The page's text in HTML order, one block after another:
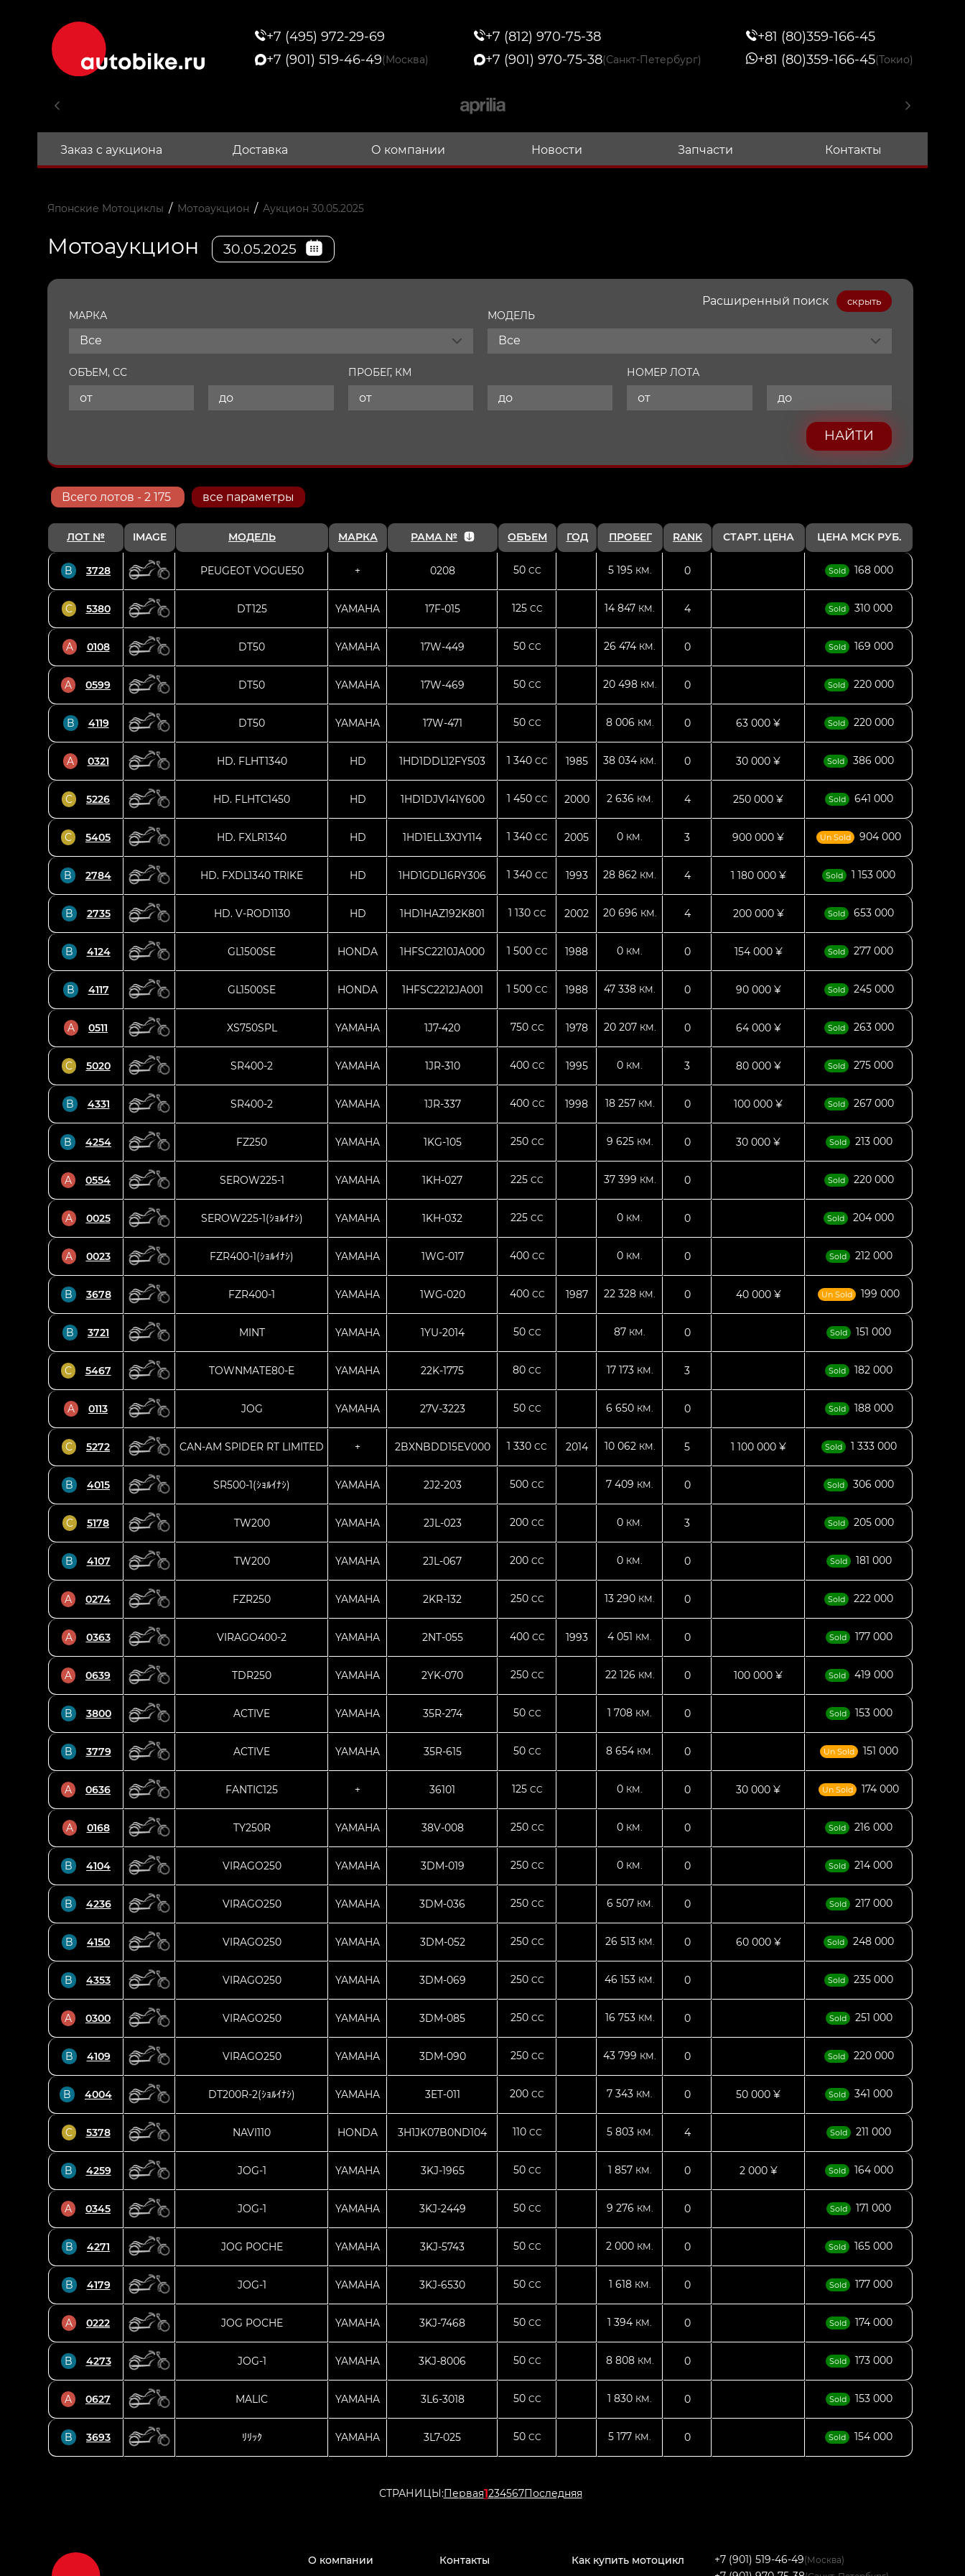
+7 (495) 972-29-69
+7 (901) 519-46-49(Москва)
+7 (812) 970-75-38
+7 (901) 970-75-38(Санкт-Петербург)
+81 (80)359-166-45
+81 (80)359-166-45(Токио)
Заказ с аукциона Доставка О компании Новости Запчасти Контакты
Японские Мотоциклы / Мотоаукцион / Аукцион 30.05.2025
Мотоаукцион 30.05.2025
Расширенный поиск скрыть
МАРКА
Все
МОДЕЛЬ
Все
ОБЪЕМ, СС ПРОБЕГ, КМ НОМЕР ЛОТА
НАЙТИ
Всего лотов - 2 175 все параметры
ЛОТ № IMAGE МОДЕЛЬ МАРКА РАМА № ОБЪЕМ ГОД ПРОБЕГ RANK СТАРТ. ЦЕНА ЦЕНА МСК РУБ.
B 3728 PEUGEOT VOGUE50 + 0208 50 CC 5 195 КМ. 0 Sold 168 000
C 5380 DT125 YAMAHA 17F-015 125 CC 14 847 КМ. 4 Sold 310 000
A 0108 DT50 YAMAHA 17W-449 50 CC 26 474 КМ. 0 Sold 169 000
A 0599 DT50 YAMAHA 17W-469 50 CC 20 498 КМ. 0 Sold 220 000
B 4119 DT50 YAMAHA 17W-471 50 CC 8 006 КМ. 0 63 000 ¥ Sold 220 000
A 0321 HD. FLHT1340 HD 1HD1DDL12FY503 1 340 CC 1985 38 034 КМ. 0 30 000 ¥ Sold 386 000
C 5226 HD. FLHTC1450 HD 1HD1DJV141Y600 1 450 CC 2000 2 636 КМ. 4 250 000 ¥ Sold 641 000
C 5405 HD. FXLR1340 HD 1HD1ELL3XJY114 1 340 CC 2005 0 КМ. 3 900 000 ¥ Un Sold 904 000
B 2784 HD. FXDL1340 TRIKE HD 1HD1GDL16RY306 1 340 CC 1993 28 862 КМ. 4 1 180 000 ¥ Sold 1 153 000
B 2735 HD. V-ROD1130 HD 1HD1HAZ192K801 1 130 CC 2002 20 696 КМ. 4 200 000 ¥ Sold 653 000
B 4124 GL1500SE HONDA 1HFSC2210JA000 1 500 CC 1988 0 КМ. 0 154 000 ¥ Sold 277 000
B 4117 GL1500SE HONDA 1HFSC2212JA001 1 500 CC 1988 47 338 КМ. 0 90 000 ¥ Sold 245 000
A 0511 XS750SPL YAMAHA 1J7-420 750 CC 1978 20 207 КМ. 0 64 000 ¥ Sold 263 000
C 5020 SR400-2 YAMAHA 1JR-310 400 CC 1995 0 КМ. 3 80 000 ¥ Sold 275 000
B 4331 SR400-2 YAMAHA 1JR-337 400 CC 1998 18 257 КМ. 0 100 000 ¥ Sold 267 000
B 4254 FZ250 YAMAHA 1KG-105 250 CC 9 625 КМ. 0 30 000 ¥ Sold 213 000
A 0554 SEROW225-1 YAMAHA 1KH-027 225 CC 37 399 КМ. 0 Sold 220 000
A 0025 SEROW225-1(ｼｮﾙｲﾅｼ) YAMAHA 1KH-032 225 CC 0 КМ. 0 Sold 204 000
A 0023 FZR400-1(ｼｮﾙｲﾅｼ) YAMAHA 1WG-017 400 CC 0 КМ. 0 Sold 212 000
B 3678 FZR400-1 YAMAHA 1WG-020 400 CC 1987 22 328 КМ. 0 40 000 ¥ Un Sold 199 000
B 3721 MINT YAMAHA 1YU-2014 50 CC 87 КМ. 0 Sold 151 000
C 5467 TOWNMATE80-E YAMAHA 22K-1775 80 CC 17 173 КМ. 3 Sold 182 000
A 0113 JOG YAMAHA 27V-3223 50 CC 6 650 КМ. 0 Sold 188 000
C 5272 CAN-AM SPIDER RT LIMITED + 2BXNBDD15EV000 1 330 CC 2014 10 062 КМ. 5 1 100 000 ¥ Sold 1 333 000
B 4015 SR500-1(ｼｮﾙｲﾅｼ) YAMAHA 2J2-203 500 CC 7 409 КМ. 0 Sold 306 000
C 5178 TW200 YAMAHA 2JL-023 200 CC 0 КМ. 3 Sold 205 000
B 4107 TW200 YAMAHA 2JL-067 200 CC 0 КМ. 0 Sold 181 000
A 0274 FZR250 YAMAHA 2KR-132 250 CC 13 290 КМ. 0 Sold 222 000
A 0363 VIRAGO400-2 YAMAHA 2NT-055 400 CC 1993 4 051 КМ. 0 Sold 177 000
A 0639 TDR250 YAMAHA 2YK-070 250 CC 22 126 КМ. 0 100 000 ¥ Sold 419 000
B 3800 ACTIVE YAMAHA 35R-274 50 CC 1 708 КМ. 0 Sold 153 000
B 3779 ACTIVE YAMAHA 35R-615 50 CC 8 654 КМ. 0 Un Sold 151 000
A 0636 FANTIC125 + 36101 125 CC 0 КМ. 0 30 000 ¥ Un Sold 174 000
A 0168 TY250R YAMAHA 38V-008 250 CC 0 КМ. 0 Sold 216 000
B 4104 VIRAGO250 YAMAHA 3DM-019 250 CC 0 КМ. 0 Sold 214 000
B 4236 VIRAGO250 YAMAHA 3DM-036 250 CC 6 507 КМ. 0 Sold 217 000
B 4150 VIRAGO250 YAMAHA 3DM-052 250 CC 26 513 КМ. 0 60 000 ¥ Sold 248 000
B 4353 VIRAGO250 YAMAHA 3DM-069 250 CC 46 153 КМ. 0 Sold 235 000
A 0300 VIRAGO250 YAMAHA 3DM-085 250 CC 16 753 КМ. 0 Sold 251 000
B 4109 VIRAGO250 YAMAHA 3DM-090 250 CC 43 799 КМ. 0 Sold 220 000
B 4004 DT200R-2(ｼｮﾙｲﾅｼ) YAMAHA 3ET-011 200 CC 7 343 КМ. 0 50 000 ¥ Sold 341 000
C 5378 NAVI110 HONDA 3H1JK07B0ND104 110 CC 5 803 КМ. 4 Sold 211 000
B 4259 JOG-1 YAMAHA 3KJ-1965 50 CC 1 857 КМ. 0 2 000 ¥ Sold 164 000
A 0345 JOG-1 YAMAHA 3KJ-2449 50 CC 9 276 КМ. 0 Sold 171 000
B 4271 JOG POCHE YAMAHA 3KJ-5743 50 CC 2 000 КМ. 0 Sold 165 000
B 4179 JOG-1 YAMAHA 3KJ-6530 50 CC 1 618 КМ. 0 Sold 177 000
A 0222 JOG POCHE YAMAHA 3KJ-7468 50 CC 1 394 КМ. 0 Sold 174 000
B 4273 JOG-1 YAMAHA 3KJ-8006 50 CC 8 808 КМ. 0 Sold 173 000
A 0627 MALIC YAMAHA 3L6-3018 50 CC 1 830 КМ. 0 Sold 153 000
B 3693 ﾘﾘｯｸ YAMAHA 3L7-025 50 CC 5 177 КМ. 0 Sold 154 000
СТРАНИЦЫ:Первая1234567Последняя
О компании Контакты Как купить мотоцикл +7 (901) 519-46-49(Москва)